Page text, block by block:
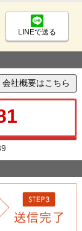
LINEで送る
会社概要はこちら